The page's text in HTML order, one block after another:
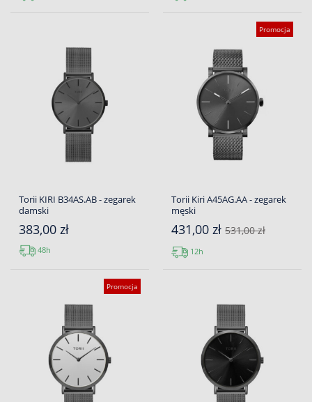
Torii KIRI B34AS.AB - zegarek
damski
383,00 zł
48h
Promocja
Torii Kiri A45AG.AA - zegarek
męski
431,00 zł 531,00 zł
12h
Promocja